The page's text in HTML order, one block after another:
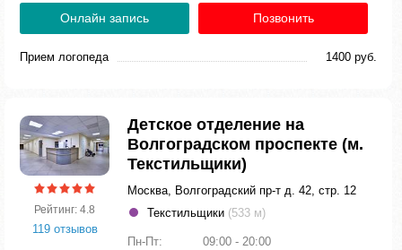
Онлайн запись Позвонить
Прием логопеда 1400 руб.
Рейтинг: 4.8
119 отзывов
Детское отделение на
Волгоградском проспекте (м.
Текстильщики)
Москва, Волгоградский пр-т д. 42, стр. 12
Текстильщики (533 м)
Пн-Пт:
09:00 - 20:00